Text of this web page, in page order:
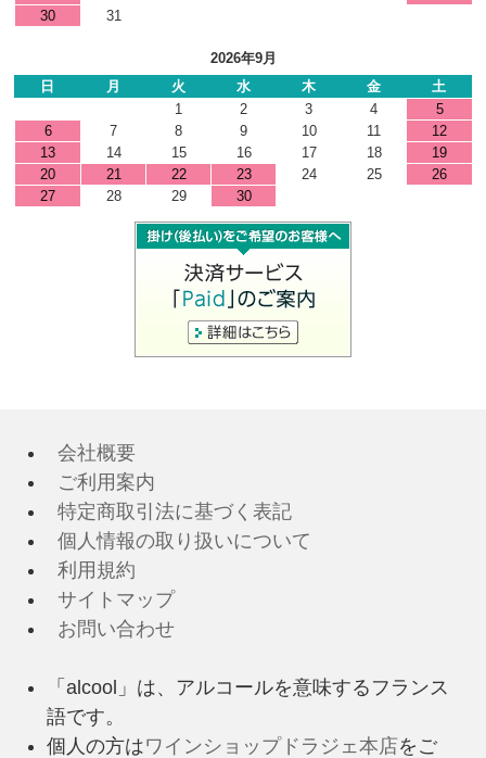
30
31
2026年9月
日
月 火 水 木 金
土
1
2 3 4
5
6
7 8 9 10 11
12
13
14 15 16 17 18
19
20
21 22 23 24 25
26
27
28 29 30
会社概要
ご利用案内
特定商取引法に基づく表記
個人情報の取り扱いについて
利用規約
サイトマップ
お問い合わせ
「alcool」は、アルコールを意味するフランス
語です。
個人の方はワインショップドラジェ本店をご